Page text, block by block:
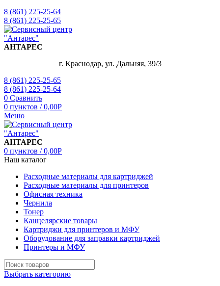
8 (861) 225-25-64
8 (861) 225-25-65
АНТАРЕС
г. Краснодар, ул. Дальняя, 39/3
8 (861) 225-25-65
8 (861) 225-25-64
0 Сравнить
0 пунктов / 0,00Р
Меню
АНТАРЕС
0 пунктов / 0,00Р
Наш каталог
Расходные материалы для картриджей
Расходные материалы для принтеров
Офисная техника
Чернила
Тонер
Канцелярские товары
Картриджи для принтеров и МФУ
Оборудование для заправки картриджей
Принтеры и МФУ
Выбрать категорию